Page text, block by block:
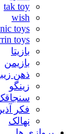
tak toy
wish
toys
toys
بازیتا
بازیمن
ذهن
زینگو
فکر
نهالک